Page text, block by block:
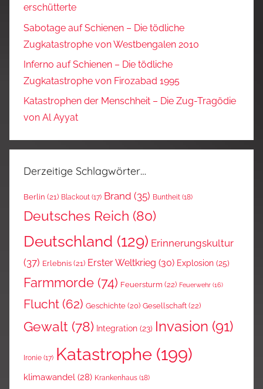
erschütterte
Sabotage auf Schienen – Die tödliche
Zugkatastrophe von Westbengalen 2010
Inferno auf Schienen – Die tödliche
Zugkatastrophe von Firozabad 1995
Katastrophen der Menschheit – Die Zug-Tragödie
von Al Ayyat
Derzeitige Schlagwörter…
Berlin (21) Blackout (17) Brand (35) Buntheit (18)
Deutsches Reich (80)
Deutschland (129) Erinnerungskultur
(37) Erlebnis (21) Erster Weltkrieg (30) Explosion (25)
Farmmorde (74) Feuersturm (22) Feuerwehr (16)
Flucht (62) Geschichte (20) Gesellschaft(22)
Gewalt (78) Integration (23) Invasion (91)
Ironie (17) Katastrophe (199)
klimawandel (28) Krankenhaus (18)